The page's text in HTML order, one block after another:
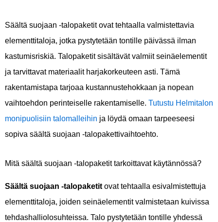
Säältä suojaan -talopaketit ovat tehtaalla valmistettavia
elementtitaloja, jotka pystytetään tontille päivässä ilman
kastumisriskiä. Talopaketit sisältävät valmiit seinäelementit
ja tarvittavat materiaalit harjakorkeuteen asti. Tämä
rakentamistapa tarjoaa kustannustehokkaan ja nopean
vaihtoehdon perinteiselle rakentamiselle. Tutustu Helmitalon
monipuolisiin talomalleihin ja löydä omaan tarpeeseesi
sopiva säältä suojaan -talopakettivaihtoehto.
Mitä säältä suojaan -talopaketit tarkoittavat käytännössä?
Säältä suojaan -talopaketit ovat tehtaalla esivalmistettuja
elementtitaloja, joiden seinäelementit valmistetaan kuivissa
tehdashalliolosuhteissa. Talo pystytetään tontille yhdessä